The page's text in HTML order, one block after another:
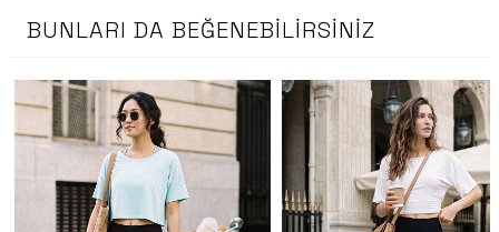
BUNLARI DA BEĞENEBILIRSINIZ